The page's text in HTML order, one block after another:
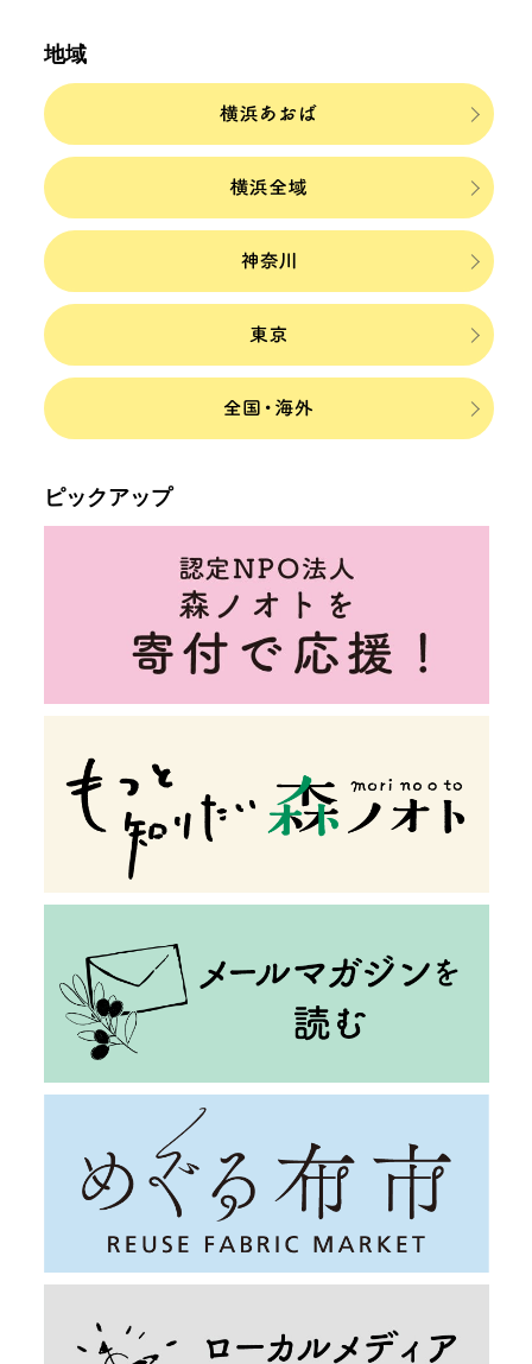
地域
ピックアップ